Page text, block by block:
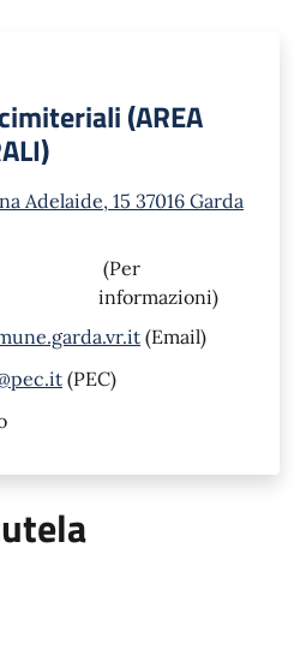
(AREA
Adelaide, 15 37016 Garda
(Per
informazioni)
(Email)
(PEC)